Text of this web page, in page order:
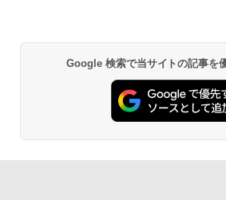
Google 検索で当サイトの記事を